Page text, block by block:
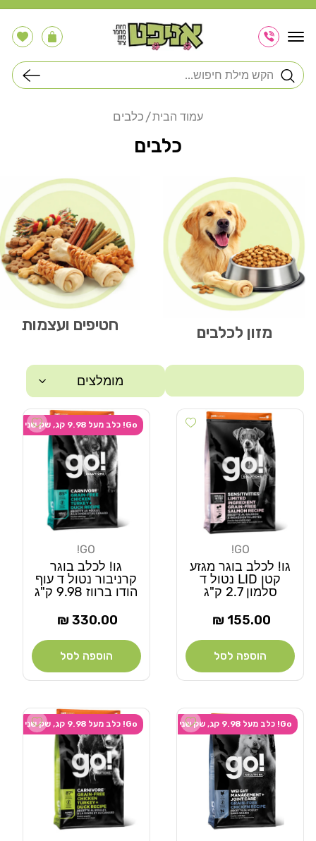
דלג
לתוכן
חיפוש
עֲגָלָההרשימה
שלי
עמוד הבית כלבים
כלבים
מזון לכלבים חטיפים ועצמות
סינון
מומלצים
Add wishlist
GO!
גו! לכלב בוגר מגזע
קטן LID נטול ד
סלמון 2.7 ק"ג
מחיר
155.00 ₪
הוספה לסל
wishlist
Go! כלב מעל 9.98 קג, שק שני ב-20% הנחה
GO!
גו! לכלב בוגר
קרניבור נטול ד עוף
הודו ברווז 9.98 ק"ג
מחיר
330.00 ₪
הוספה לסל
Add wishlist
Go! כלב מעל 9.98 קג, שק שני ב-20% הנחה
wishlist
Go! כלב מעל 9.98 קג, שק שני ב-20% הנחה